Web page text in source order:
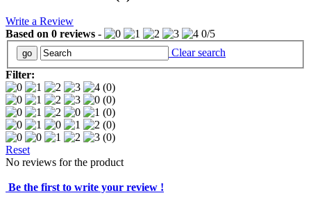
Write a Review
Based on 0 reviews - 0/5
Clear search
Filter:
(0)
(0)
(0)
(0)
(0)
Reset
No reviews for the product
Be the first to write your review !